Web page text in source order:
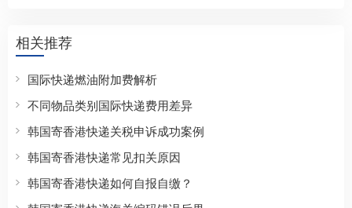
相关推荐
国际快递燃油附加费解析
不同物品类别国际快递费用差异
韩国寄香港快递关税申诉成功案例
韩国寄香港快递常见扣关原因
韩国寄香港快递如何自报自缴？